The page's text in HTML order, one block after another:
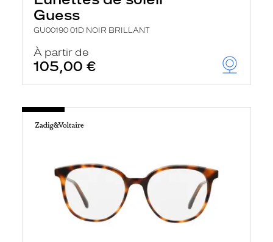
Guess
GU00190 01D NOIR BRILLANT
À partir de
105,00 €